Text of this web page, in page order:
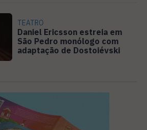
TEATRO
Daniel Ericsson estreia em
São Pedro monólogo com
adaptação de Dostoiévski